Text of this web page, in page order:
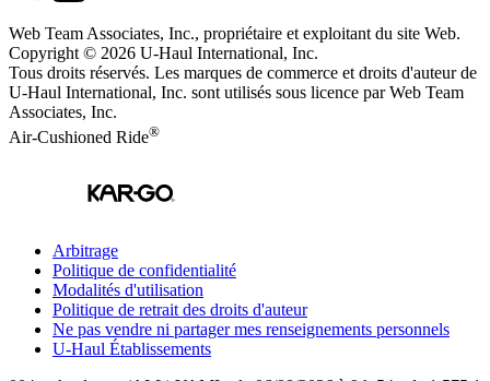
Web Team Associates, Inc., propriétaire et exploitant du site Web.
Copyright © 2026 U-Haul International, Inc.
Tous droits réservés. Les marques de commerce et droits d'auteur de
U-Haul International, Inc. sont utilisés sous licence par Web Team
Associates, Inc.
Air-Cushioned Ride®
Arbitrage
Politique de confidentialité
Modalités d'utilisation
Politique de retrait des droits d'auteur
Ne pas vendre ni partager mes renseignements personnels
U-Haul Établissements